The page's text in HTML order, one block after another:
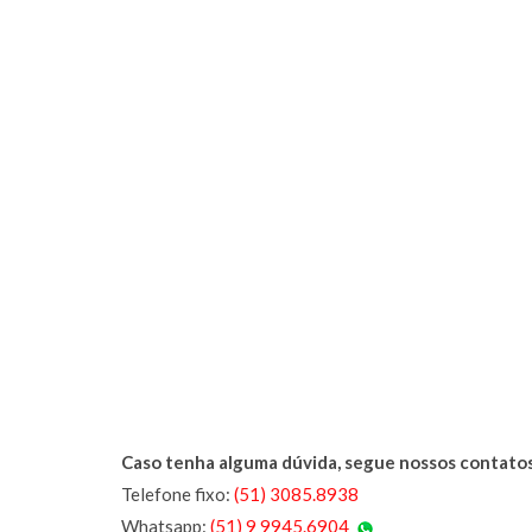
Caso tenha alguma dúvida, segue nossos
Telefone fixo: (51) 3085.8938
Whatsapp: (51) 9 9945.6904